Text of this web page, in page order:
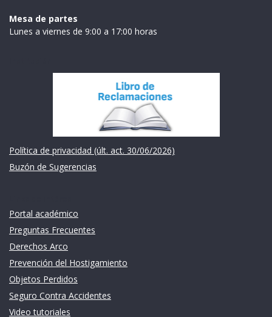
Mesa de partes
Lunes a viernes de 9:00 a 17:00 horas
Política de privacidad (últ. act. 30/06/2026)
Buzón de Sugerencias
Portal académico
Preguntas Frecuentes
Derechos Arco
Prevención del Hostigamiento
Objetos Perdidos
Seguro Contra Accidentes
Video tutoriales